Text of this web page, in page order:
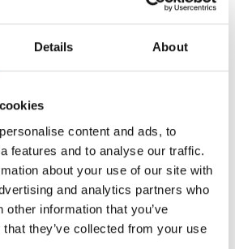
Details About
content and ads, to
features and to analyse our traffic.
about your use of our site with
and analytics partners who
other information that you’ve
they’ve collected from your use